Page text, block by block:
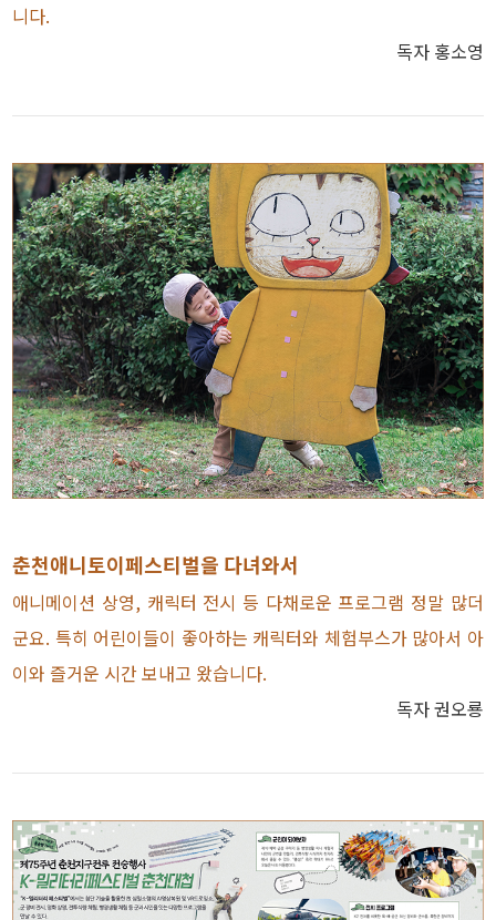
니다.
독자 홍소영
춘천애니토이페스티벌을 다녀와서
애니메이션 상영, 캐릭터 전시 등 다채로운 프로그램 정말 많더
군요. 특히 어린이들이 좋아하는 캐릭터와 체험부스가 많아서 아
이와 즐거운 시간 보내고 왔습니다.
독자 권오룡